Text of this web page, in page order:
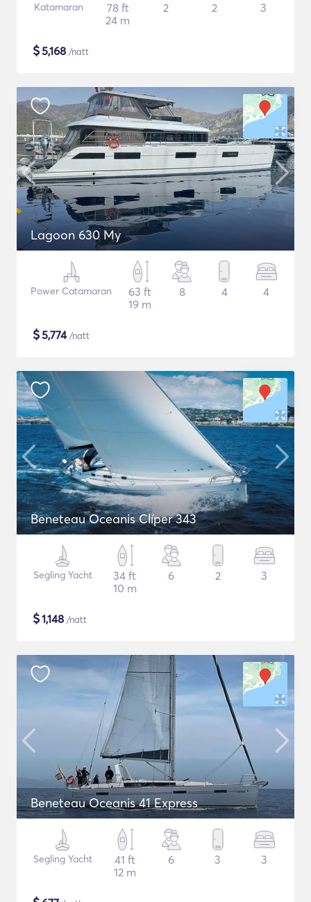
Katamaran
78 ft
24 m
2 2 3
$5,168 /natt
Lagoon 630 My
Power Catamaran
63 ft
19 m
8 4 4
$5,774/natt
Beneteau Oceanis Clíper 343
Segling Yacht
34 ft
10 m
6 2 3
$1,148 /natt
Beneteau Oceanis 41 Express
Segling Yacht
41 ft
12 m
6 3 3